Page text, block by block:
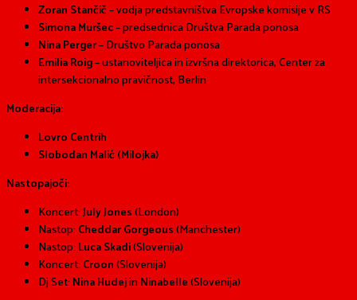
Zoran Stančič– vodja predstavništva Evropske komisije v RS
Simona Muršec–predsednica Društva Parada ponosa
Nina Perger– Društvo Parada ponosa
Emilia Roig– ustanoviteljica in izvršna direktorica, Center za
intersekcionalno pravičnost, Berlin
Moderacija:
Lovro Centrih
Slobodan Malić (Milojka)
Nastopajoči:
Koncert:July Jones(London)
Nastop: Cheddar Gorgeous(Manchester)
Nastop: Luca Skadi(Slovenija)
Koncert: Croon(Slovenija)
Dj Set: Nina Hudejin Ninabelle(Slovenija)